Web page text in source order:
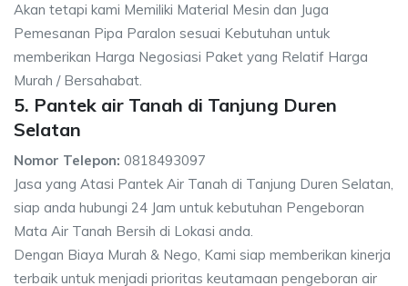
Akan tetapi kami Memiliki Material Mesin dan Juga
Pemesanan Pipa Paralon sesuai Kebutuhan untuk
memberikan Harga Negosiasi Paket yang Relatif Harga
Murah / Bersahabat.
5. Pantek air Tanah di Tanjung Duren
Selatan
Nomor Telepon: 0818493097
Jasa yang Atasi Pantek Air Tanah di Tanjung Duren Selatan,
siap anda hubungi 24 Jam untuk kebutuhan Pengeboran
Mata Air Tanah Bersih di Lokasi anda.
Dengan Biaya Murah & Nego, Kami siap memberikan kinerja
terbaik untuk menjadi prioritas keutamaan pengeboran air